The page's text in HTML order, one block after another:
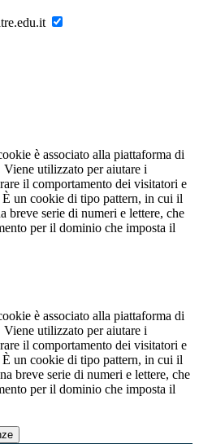
è associato alla piattaforma di
utilizzato per aiutare i
il comportamento dei visitatori e
un cookie di tipo pattern, in cui il
breve serie di numeri e lettere, che
per il dominio che imposta il
è associato alla piattaforma di
utilizzato per aiutare i
il comportamento dei visitatori e
un cookie di tipo pattern, in cui il
breve serie di numeri e lettere, che
per il dominio che imposta il